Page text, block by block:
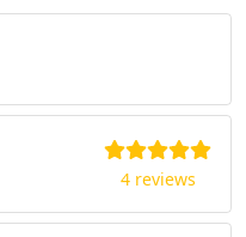
4 reviews